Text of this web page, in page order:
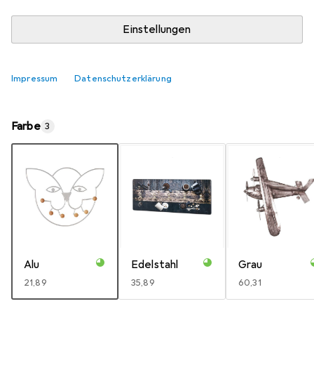
Einstellungen
Impressum Datenschutzerklärung
Kostenloser Versand ab 30,– i
Farbe 3
Alu
EUR
21,89
Edelstahl
EUR
35,89
Grau
EUR
60,31